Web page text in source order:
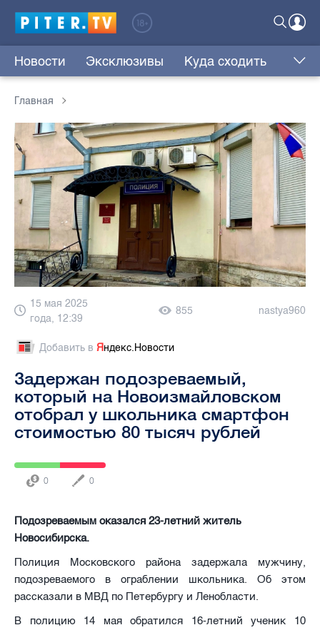
Новости Эксклюзивы Куда сходить
Главная
15 мая 2025
года, 12:39
855 nastya960
Добавить в Яндекс.Новости
Задержан подозреваемый,
который на Новоизмайловском
отобрал у школьника смартфон
стоимостью 80 тысяч рублей
0 0
Подозреваемым оказался 23-летний житель
Новосибирска.
Полиция Московского района задержала мужчину,
подозреваемого в ограблении школьника. Об этом
рассказали в МВД по Петербургу и Ленобласти.
В полицию 14 мая обратился 16-летний ученик 10